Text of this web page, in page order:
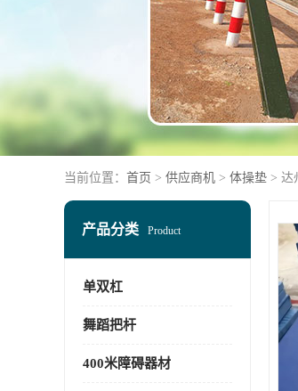
当前位置： 首页 > 供应商机 > 体操垫 > 达
产品分类 Product
单双杠
舞蹈把杆
400米障碍器材